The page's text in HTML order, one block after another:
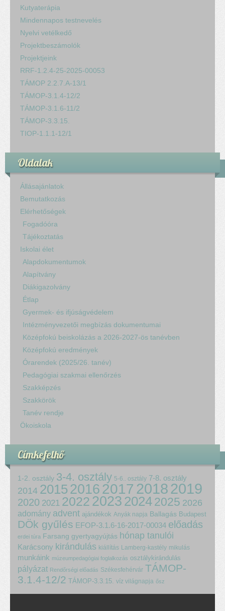
Kutyaterápia
Mindennapos testnevelés
Nyelvi vetélkedő
Projektbeszámolók
Projektjeink
RRF-1.2.4-25-2025-00053
TÁMOP 2.2.7.A-13/1
TÁMOP-3.1.4-12/2
TÁMOP-3.1.6-11/2
TÁMOP-3.3.15.
TIOP-1.1.1-12/1
Oldalak
Állásajánlatok
Bemutatkozás
Elérhetőségek
Fogadóóra
Tájékoztatás
Iskolai élet
Alapdokumentumok
Alapítvány
Diákigazolvány
Étlap
Gyermek- és ifjúságvédelem
Intézményvezetői megbízás dokumentumai
Középfokú beiskolázás a 2026-2027-ös tanévben
Középfokú eredmények
Órarendek (2025/26. tanév)
Pedagógiai szakmai ellenőrzés
Szakképzés
Szakkörök
Tanév rendje
Ökoiskola
Címkefelhő
1-2. osztály 3-4. osztály 5-6.. osztály 7-8. osztály
2014 2015 2016 2017 20182019
2020 2021 2022 2023 20242025 2026
adomány advent ajándékok Anyák napja Ballagás Budapest
DÖk gyűlés EFOP-3.1.6-16-2017-00034 előadás
erdei túra Farsang gyertyagyújtás hónap tanulói
Karácsony kirándulás kiállítás Lamberg-kastély mikulás
munkáink múzeumpedagógiai foglalkozás osztálykirándulás
pályázat Rendőrségi előadás Székesfehérvár TÁMOP-
3.1.4-12/2 TÁMOP-3.3.15. víz világnapja ősz